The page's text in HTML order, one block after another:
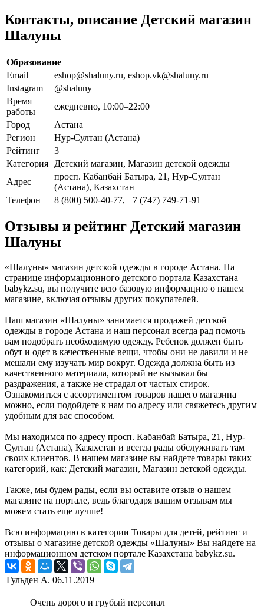
Контакты, описание Детский магазин
Шалуны
Образование
Email
eshop@shaluny.ru, eshop.vk@shaluny.ru
Instagram
@shaluny
Время
работы
ежедневно, 10:00–22:00
Город
Астана
Регион
Нур-Султан (Астана)
Рейтинг
3
Категория
Детский магазин, Магазин детской одежды
Адрес
просп. Кабанбай Батыра, 21, Нур-Султан
(Астана), Казахстан
Телефон
8 (800) 500-40-77, +7 (747) 749-71-91
Отзывы и рейтинг Детский магазин
Шалуны
«Шалуны» магазин детской одежды в городе Астана. На
странице информационного детского портала Казахстана
babykz.su, вы получите всю базовую информацию о нашем
магазине, включая отзывы других покупателей.
Наш магазин «Шалуны» занимается продажей детской
одежды в городе Астана и наш персонал всегда рад помочь
вам подобрать необходимую одежду. Ребенок должен быть
обут и одет в качественные вещи, чтобы они не давили и не
мешали ему изучать мир вокруг. Одежда должна быть из
качественного материала, который не вызывал бы
раздражения, а также не страдал от частых стирок.
Ознакомиться с ассортиментом товаров нашего магазина
можно, если подойдете к нам по адресу или свяжетесь другим
удобным для вас способом.
Мы находимся по адресу просп. Кабанбай Батыра, 21, Нур-
Султан (Астана), Казахстан и всегда рады обслуживать там
своих клиентов. В нашем магазине вы найдете товары таких
категорий, как: Детский магазин, Магазин детской одежды.
Также, мы будем рады, если вы оставите отзыв о нашем
магазине на портале, ведь благодаря вашим отзывам мы
можем стать еще лучше!
Всю информацию в категории Товары для детей, рейтинг и
отзывы о магазине детской одежды «Шалуны» Вы найдете на
информационном детском портале Казахстана babykz.su.
Гульден А. 06.11.2019
Очень дорого и грубый персонал